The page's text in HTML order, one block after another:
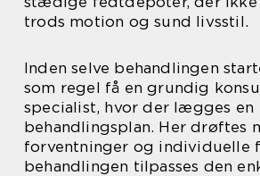
trods motion og sund livsstil.
Inden selve behandlingen
som regel få en grundig
specialist, hvor der lægges en
behandlingsplan. Her drøftes
forventninger og individuelle
behandlingen tilpasses den